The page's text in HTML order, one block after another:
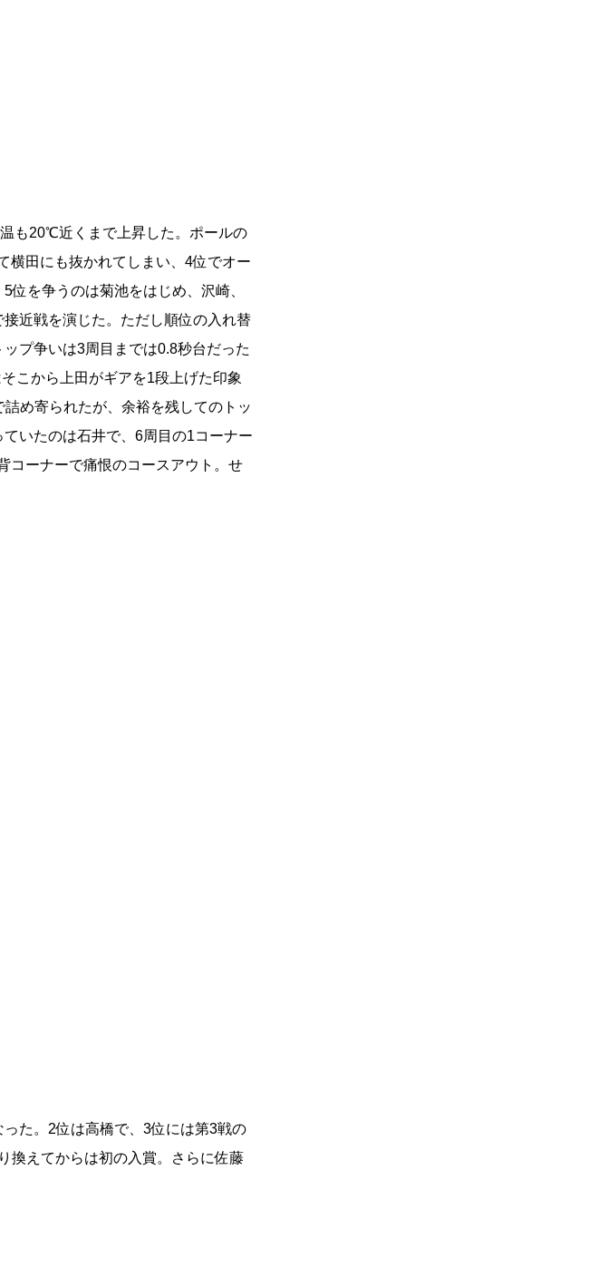
も20℃近くまで上昇した。ポールの
横田にも抜かれてしまい、4位でオー
を争うのは菊池をはじめ、沢崎、
近戦を演じた。ただし順位の入れ替
プ争いは3周目までは0.8秒台だった
こから上田がギアを1段上げた印象
め寄られたが、余裕を残してのトッ
いたのは石井で、6周目の1コーナー
コーナーで痛恨のコースアウト。せ
た。2位は高橋で、3位には第3戦の
換えてからは初の入賞。さらに佐藤